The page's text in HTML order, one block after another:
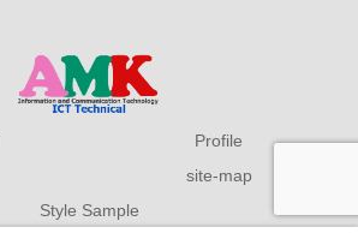
Profile
site-map
Style Sample